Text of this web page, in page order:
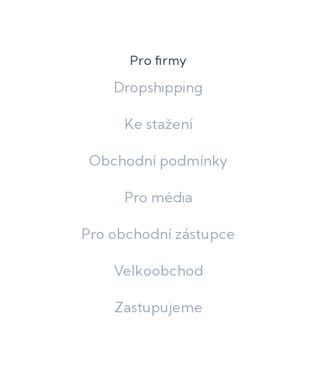
Pro firmy
Dropshipping
Ke stažení
Obchodní podmínky
Pro média
Pro obchodní zástupce
Velkoobchod
Zastupujeme